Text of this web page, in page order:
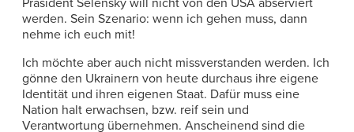
werden. Sein Szenario: wenn ich gehen muss, dann
nehme ich euch mit!
Ich möchte aber auch nicht missverstanden werden. Ich
gönne den Ukrainern von heute durchaus ihre eigene
Identität und ihren eigenen Staat. Dafür muss eine
Nation halt erwachsen, bzw. reif sein und
Verantwortung übernehmen. Anscheinend sind die